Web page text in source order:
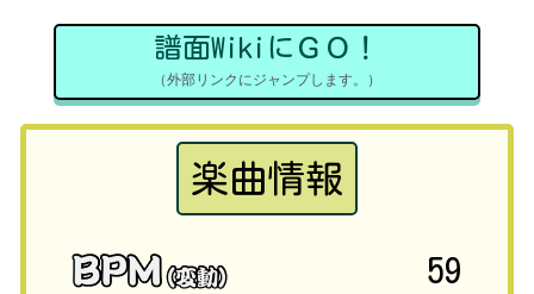
譜面WikiにＧＯ！
（外部リンクにジャンプします。）
楽曲情報
59